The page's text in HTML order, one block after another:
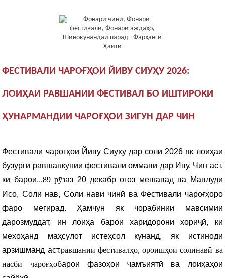
ФЕСТИВАЛИ ЧАРОҒҲОИ ЙИВУ СИУҲУ 2026:
ЛОИҲАИ РАВШАНИИ ФЕСТИВАЛ БО ИШТИРОКИ
ҲУНАРМАНДИИ ЧАРОҒҲОИ ЗИГУН ДАР ЧИН
Фестивали чароғҳои Йиву Сиуху дар соли 2026 як лоиҳаи
бузурги равшанкунии фестивали оммавӣ дар Иву, Чин аст,
ки барои...89 рӯзаз 20 декабр оғоз мешавад ва Мавлуди
Исо, Соли нав, Соли нави чинӣ ва Фестивали чароғҳоро
фаро мегирад. Ҳамчун як чорабинии мавсимии
дарозмуддат, ин лоиҳа барои харидорони хориҷӣ, ки
мехоҳанд маҳсулот истеҳсол кунанд, як истиноди
арзишманд аст.равшании фестивалҳо, ороишҳои солинавӣ ва
насби чароғҳобарои фазоҳои ҷамъиятӣ ва лоиҳаҳои